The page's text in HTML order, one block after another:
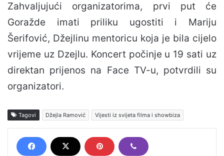
Zahvaljujući organizatorima, prvi put će
Goražde imati priliku ugostiti i Mariju
Šerifović, Džejlinu mentoricu koja je bila cijelo
vrijeme uz Dzejlu. Koncert počinje u 19 sati uz
direktan prijenos na Face TV-u, potvrdili su
organizatori.
Tagovi Džejla Ramović Vijesti iz svijeta filma i showbiza